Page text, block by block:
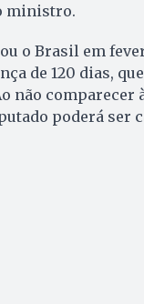
ministro.
o Brasil em
de 120 dias,
não comparecer
poderá ser